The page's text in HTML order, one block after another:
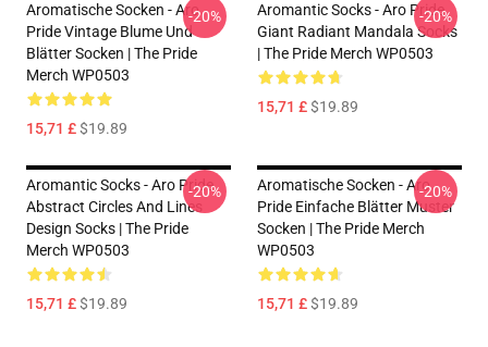
Aromatische Socken - Aro
Pride Vintage Blume Und
Blätter Socken | The Pride
Merch WP0503
15,71 £$19.89
-20%
Aromantic Socks - Aro Pride
Giant Radiant Mandala Socks
| The Pride Merch WP0503
15,71 £$19.89
-20%
Aromantic Socks - Aro Pride
Abstract Circles And Lines
Design Socks | The Pride
Merch WP0503
15,71 £$19.89
-20%
Aromatische Socken - Aro
Pride Einfache Blätter Muster
Socken | The Pride Merch
WP0503
15,71 £$19.89
-20%